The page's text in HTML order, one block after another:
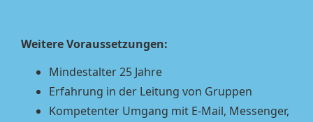
Weitere Voraussetzungen:
Mindestalter 25 Jahre
Erfahrung in der Leitung von Gruppen
Kompetenter Umgang mit E-Mail, Messenger,